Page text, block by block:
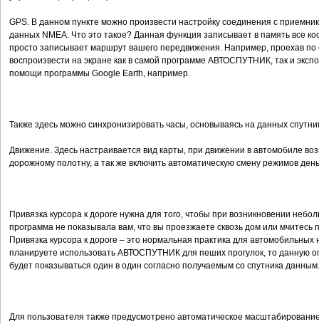
GPS. В данном пункте можно произвести настройку соединения с
данных NMEA. Что это такое? Данная функция записывает в память все
просто записывает маршрут вашего передвижения. Например, проехав
воспроизвести на экране как в самой программе АВТОСПУТНИК, так и
помощи программы Google Earth, например.
Также здесь можно синхронизировать часы, основываясь на данных
Движение. Здесь настраивается вид карты, при движении в автомобиле
дорожному полотну, а так же включить автоматическую смену режимов
Привязка курсора к дороге нужна для того, чтобы при возникновении
программа не показывала вам, что вы проезжаете сквозь дом или мчитесь
Привязка курсора к дороге – это нормальная практика для
планируете использовать АВТОСПУТНИК для пеших прогулок, то данную
будет показываться один в один согласно получаемым со спутника данным.
Для пользователя также предусмотрено автоматическое